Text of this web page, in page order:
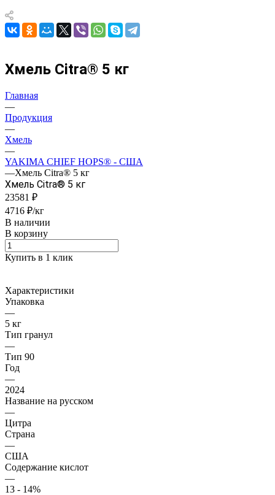
Хмель Citra® 5 кг
Главная
—
Продукция
—
Хмель
—
YAKIMA CHIEF HOPS® - США
—Хмель Citra® 5 кг
Хмель Citra® 5 кг
23581 ₽
4716 ₽/кг
В наличии
В корзину
Купить в 1 клик
Характеристики
Упаковка
—
5 кг
Тип гранул
—
Тип 90
Год
—
2024
Название на русском
—
Цитра
Страна
—
США
Содержание кислот
—
13 - 14%